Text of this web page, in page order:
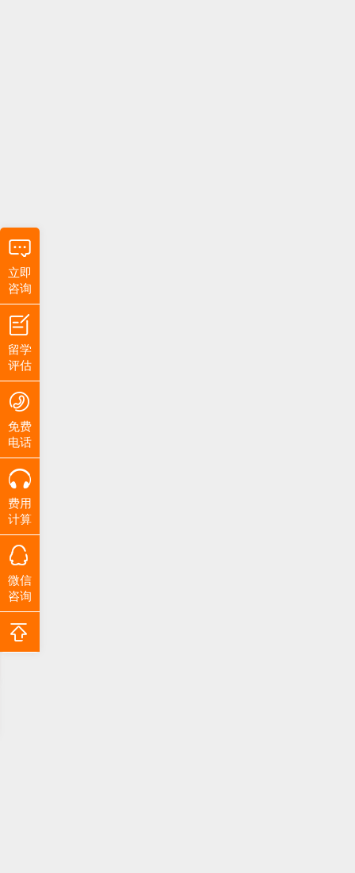
立即
咨询
留学
评估
免费
电话
费用
计算
微信
咨询